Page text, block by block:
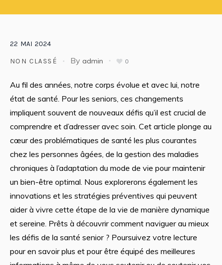
22 MAI 2024
NON CLASSÉ By admin 0
Au fil des années, notre corps évolue et avec lui, notre
état de santé. Pour les seniors, ces changements
impliquent souvent de nouveaux défis qu’il est crucial de
comprendre et d’adresser avec soin. Cet article plonge au
cœur des problématiques de santé les plus courantes
chez les personnes âgées, de la gestion des maladies
chroniques à l’adaptation du mode de vie pour maintenir
un bien-être optimal. Nous explorerons également les
innovations et les stratégies préventives qui peuvent
aider à vivre cette étape de la vie de manière dynamique
et sereine. Prêts à découvrir comment naviguer au mieux
les défis de la santé senior ? Poursuivez votre lecture
pour en savoir plus et pour être équipé des meilleures